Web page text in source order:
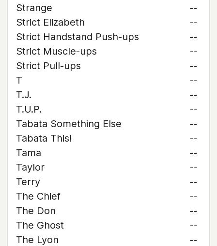
Strange
--
Strict Elizabeth
--
Strict Handstand Push-ups
--
Strict Muscle-ups
--
Strict Pull-ups
--
T
--
T.J.
--
T.U.P.
--
Tabata Something Else
--
Tabata This!
--
Tama
--
Taylor
--
Terry
--
The Chief
--
The Don
--
The Ghost
--
The Lyon
--